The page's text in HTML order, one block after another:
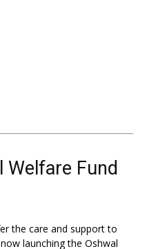
Welfare Fund
the care and support to
launching the Oshwal